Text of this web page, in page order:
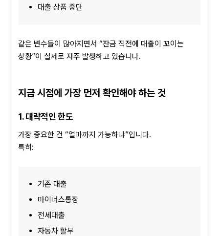
대출 상품 중단
같은 변수들이 많아지면서 “잔금 직전에 대출이 꼬이는
상황”이 실제로 자주 발생하고 있습니다.
지금 시점에 가장 먼저 확인해야 하는 것
1. 대략적인 한도
가장 중요한 건 “얼마까지 가능하냐”입니다.
특히:
기존 대출
마이너스통장
전세대출
자동차 할부